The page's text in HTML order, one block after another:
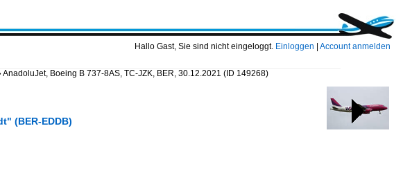
Hallo Gast, Sie sind nicht eingeloggt. Einloggen Account anmelden
AnadoluJet, Boeing B 737-8AS, TC-JZK, BER, 30.12.2021 (ID 149268)
(BER-EDDB)